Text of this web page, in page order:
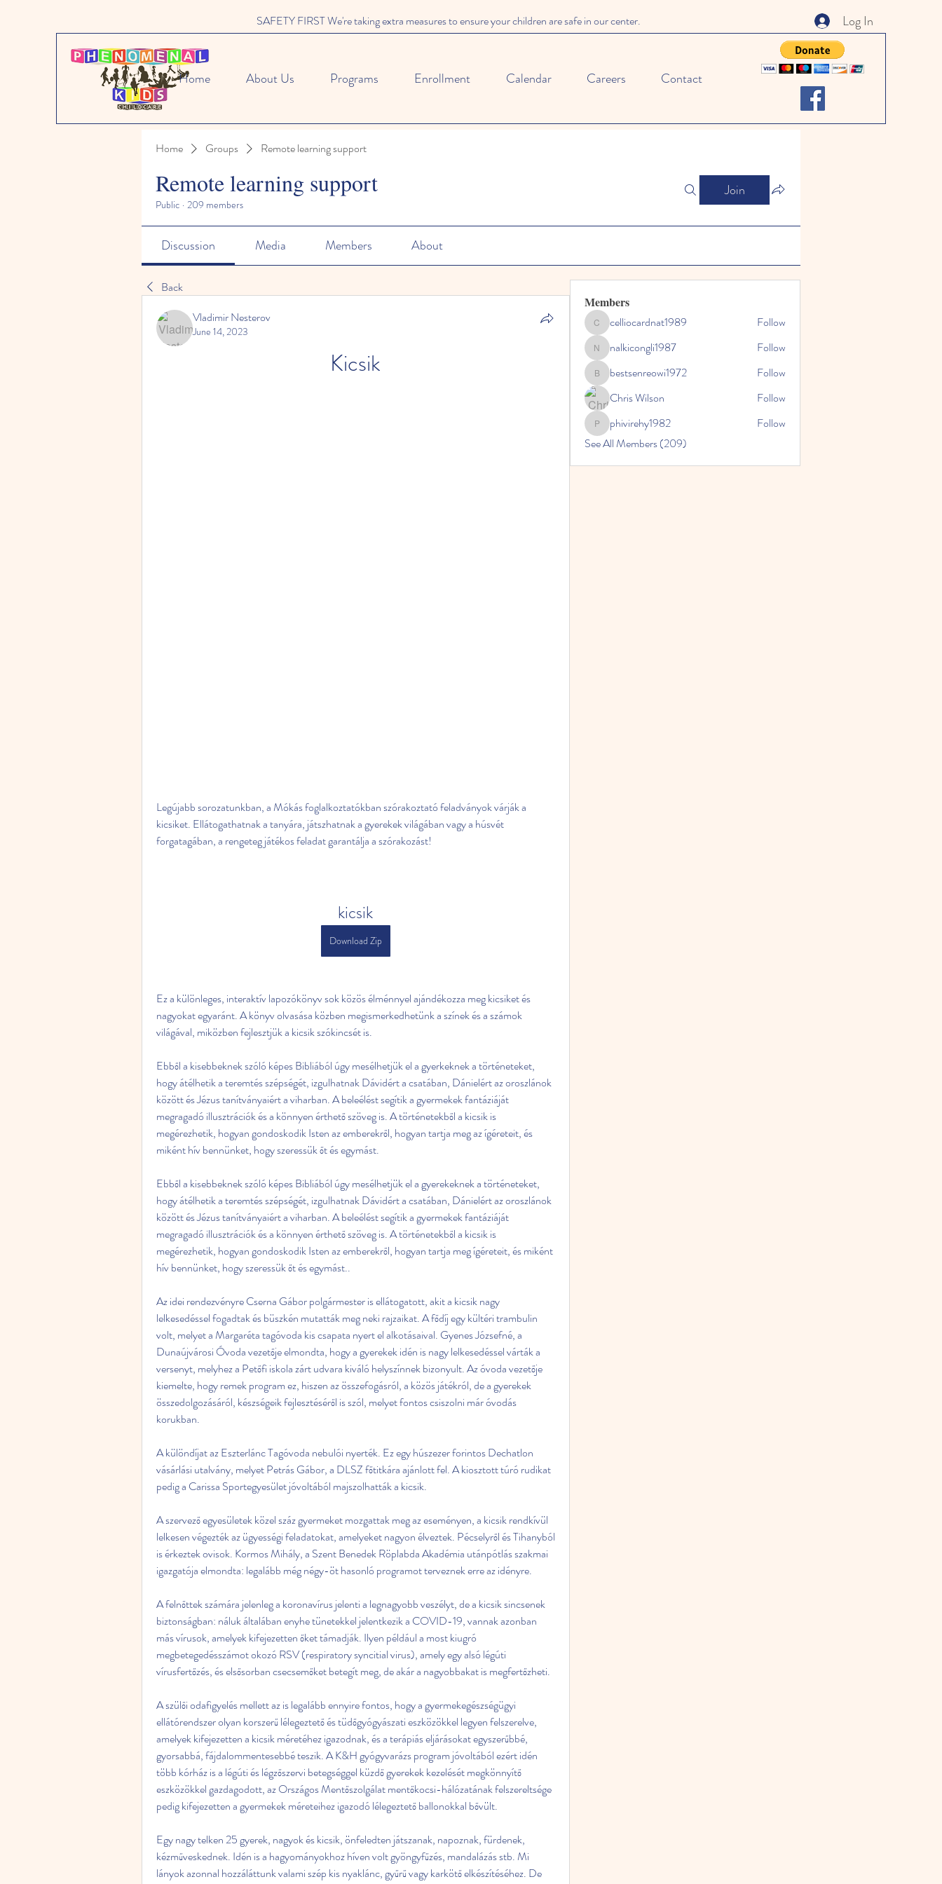
Log In
SAFETY FIRST We're taking extra measures to ensure your children are safe in our center.
Home About Us Programs Enrollment Calendar Careers Contact
Home Groups Remote learning support
Remote learning support
Public · 209 members
Join
Discussion Media Members About
Back
Vladimir Nesterov
June 14, 2023
Kicsik
Legújabb sorozatunkban, a Mókás foglalkoztatókban szórakoztató feladványok várják a
kicsiket. Ellátogathatnak a tanyára, játszhatnak a gyerekek világában vagy a húsvét
forgatagában, a rengeteg játékos feladat garantálja a szórakozást!
kicsik
Download Zip
Ez a különleges, interaktív lapozókönyv sok közös élménnyel ajándékozza meg kicsiket és
nagyokat egyaránt. A könyv olvasása közben megismerkedhetünk a színek és a számok
világával, miközben fejlesztjük a kicsik szókincsét is.
Ebből a kisebbeknek szóló képes Bibliából úgy mesélhetjük el a gyerkeknek a történeteket,
hogy átélhetik a teremtés szépségét, izgulhatnak Dávidért a csatában, Dánielért az oroszlánok
között és Jézus tanítványaiért a viharban. A beleélést segítik a gyermekek fantáziáját
megragadó illusztrációk és a könnyen érthető szöveg is. A történetekből a kicsik is
megérezhetik, hogyan gondoskodik Isten az emberekről, hogyan tartja meg az ígéreteit, és
miként hív bennünket, hogy szeressük őt és egymást.
Ebből a kisebbeknek szóló képes Bibliából úgy mesélhetjük el a gyerekeknek a történeteket,
hogy átélhetik a teremtés szépségét, izgulhatnak Dávidért a csatában, Dánielért az oroszlánok
között és Jézus tanítványaiért a viharban. A beleélést segítik a gyermekek fantáziáját
megragadó illusztrációk és a könnyen érthető szöveg is. A történetekből a kicsik is
megérezhetik, hogyan gondoskodik Isten az emberekről, hogyan tartja meg ígéreteit, és miként
hív bennünket, hogy szeressük őt és egymást..
Az idei rendezvényre Cserna Gábor polgármester is ellátogatott, akit a kicsik nagy
lelkesedéssel fogadtak és büszkén mutatták meg neki rajzaikat. A fődíj egy kültéri trambulin
volt, melyet a Margaréta tagóvoda kis csapata nyert el alkotásaival. Gyenes Józsefné, a
Dunaújvárosi Óvoda vezetője elmondta, hogy a gyerekek idén is nagy lelkesedéssel várták a
versenyt, melyhez a Petőfi iskola zárt udvara kiváló helyszínnek bizonyult. Az óvoda vezetője
kiemelte, hogy remek program ez, hiszen az összefogásról, a közös játékról, de a gyerekek
összedolgozásáról, készségeik fejlesztéséről is szól, melyet fontos csiszolni már óvodás
korukban.
A különdíjat az Eszterlánc Tagóvoda nebulói nyerték. Ez egy húszezer forintos Dechatlon
vásárlási utalvány, melyet Petrás Gábor, a DLSZ főtitkára ajánlott fel. A kiosztott túró rudikat
pedig a Carissa Sportegyesület jóvoltából majszolhatták a kicsik.
A szervező egyesületek közel száz gyermeket mozgattak meg az eseményen, a kicsik rendkívül
lelkesen végezték az ügyességi feladatokat, amelyeket nagyon élveztek. Pécselyről és Tihanyból
is érkeztek ovisok. Kormos Mihály, a Szent Benedek Röplabda Akadémia utánpótlás szakmai
igazgatója elmondta: legalább még négy-öt hasonló programot terveznek erre az idényre.
A felnőttek számára jelenleg a koronavírus jelenti a legnagyobb veszélyt, de a kicsik sincsenek
biztonságban: náluk általában enyhe tünetekkel jelentkezik a COVID-19, vannak azonban
más vírusok, amelyek kifejezetten őket támadják. Ilyen például a most kiugró
megbetegedésszámot okozó RSV (respiratory syncitial virus), amely egy alsó légúti
vírusfertőzés, és elsősorban csecsemőket betegít meg, de akár a nagyobbakat is megfertőzheti.
A szülői odafigyelés mellett az is legalább ennyire fontos, hogy a gyermekegészségügyi
ellátórendszer olyan korszerű lélegeztető és tüdőgyógyászati eszközökkel legyen felszerelve,
amelyek kifejezetten a kicsik méretéhez igazodnak, és a terápiás eljárásokat egyszerűbbé,
gyorsabbá, fájdalommentesebbé teszik. A K&H gyógyvarázs program jóvoltából ezért idén
több kórház is a légúti és légzőszervi betegséggel küzdő gyerekek kezelését megkönnyítő
eszközökkel gazdagodott, az Országos Mentőszolgálat mentőkocsi-hálózatának felszereltsége
pedig kifejezetten a gyermekek méreteihez igazodó lélegeztető ballonokkal bővült.
Egy nagy telken 25 gyerek, nagyok és kicsik, önfeledten játszanak, napoznak, fürdenek,
kézműveskednek. Idén is a hagyományokhoz híven volt gyöngyfűzés, mandalázás stb. Mi
lányok azonnal hozzáláttunk valami szép kis nyaklánc, gyűrű vagy karkötő elkészítéséhez. De
Members
celliocardnat1989
celliocardnat1989 Follow
nalkicongli1987
nalkicongli1987 Follow
bestsenreowi1972
bestsenreowi1972
Follow
Chris Wilson
Follow
phivirehy1982
phivirehy1982
Follow
See All Members (209)